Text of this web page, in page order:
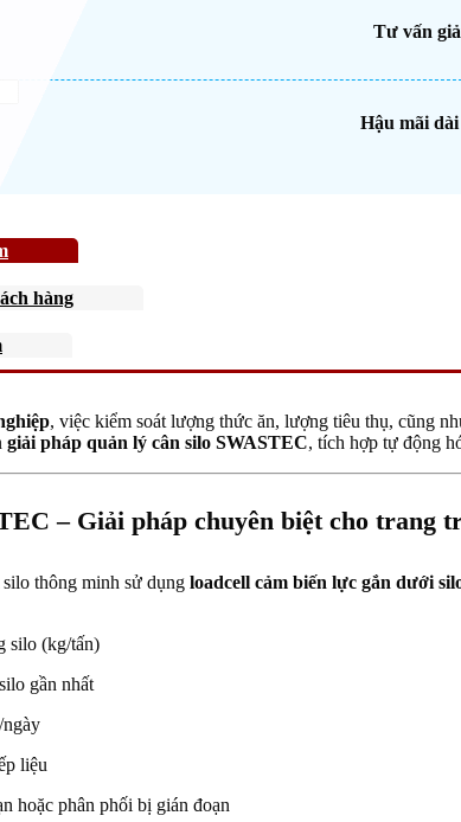
Tư vấn
Hậu mãi
hàng
, việc kiểm soát lượng thức ăn, lượng tiêu thụ, cũng
giải pháp quản lý cân silo SWASTEC, tích hợp tự động
– Giải pháp chuyên biệt cho trang
thông minh sử dụng loadcell cảm biến lực gắn dưới
silo (kg/tấn)
gần nhất
liệu
hoặc phân phối bị gián đoạn